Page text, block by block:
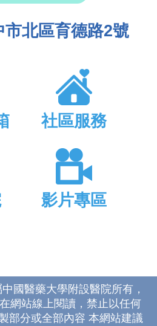
北區育德路2號
社區服務
影片專區
國醫藥大學附設醫院所有，
網站線上閱讀，禁止以任何
部分或全部內容 本網站建議